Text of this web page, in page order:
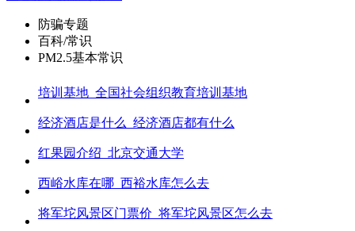
防骗专题
百科/常识
PM2.5基本常识
培训基地_全国社会组织教育培训基地
经济酒店是什么_经济酒店都有什么
红果园介绍_北京交通大学
西峪水库在哪_西裕水库怎么去
将军坨风景区门票价_将军坨风景区怎么去